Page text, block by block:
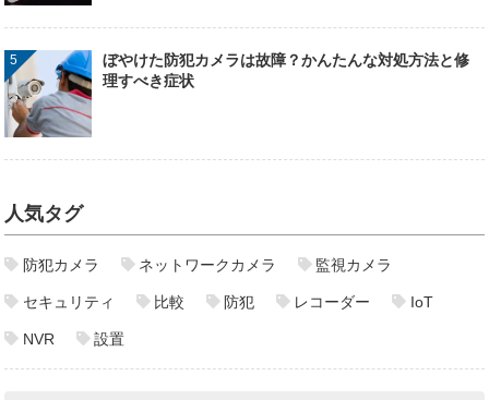
ぼやけた防犯カメラは故障？かんたんな対処方法と修
理すべき症状
人気タグ
防犯カメラ ネットワークカメラ 監視カメラ
セキュリティ 比較 防犯 レコーダー IoT
NVR 設置